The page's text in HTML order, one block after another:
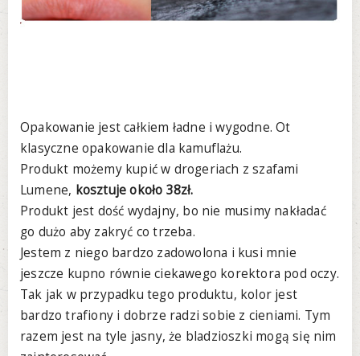
Opakowanie jest całkiem ładne i wygodne. Ot
klasyczne opakowanie dla kamuflażu.
Produkt możemy kupić w drogeriach z szafami
Lumene, kosztuje około 38zł.
Produkt jest dość wydajny, bo nie musimy nakładać
go dużo aby zakryć co trzeba.
Jestem z niego bardzo zadowolona i kusi mnie
jeszcze kupno równie ciekawego korektora pod oczy.
Tak jak w przypadku tego produktu, kolor jest
bardzo trafiony i dobrze radzi sobie z cieniami. Tym
razem jest na tyle jasny, że bladzioszki mogą się nim